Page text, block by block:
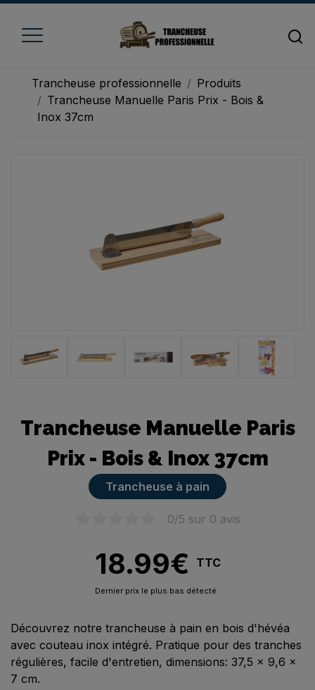
Accueil
Trancheuse à viande
Trancheuse à légume
Trancheuse professionnelle
Produits
Trancheuse Manuelle Paris Prix - Bois &
Inox 37cm
Trancheuse Manuelle Paris
Prix - Bois & Inox 37cm
Trancheuse à pain
0/5 sur 0 avis
18.99€ TTC
Dernier prix le plus bas détecté
Découvrez notre trancheuse à pain en bois d'hévéa
avec couteau inox intégré. Pratique pour des tranches
régulières, facile d'entretien, dimensions: 37,5 x 9,6 x
7 cm.